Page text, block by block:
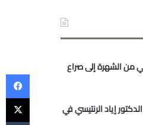
من الشهرة إلى صراع
إياد الرنتيسي في